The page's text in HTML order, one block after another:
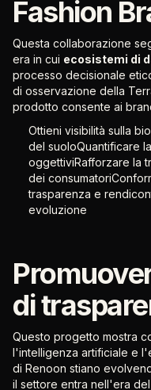
Fashion
Questa collaborazione
era in cui ecosistemi di
processo decisionale
di osservazione della
prodotto consente ai
Ottieni visibilità sulla
del suoloQuantificare
oggettiviRafforzare la
dei
trasparenza e
evoluzione
di
Questo progetto mostra
l'intelligenza artificiale e
di Renoon stiano
il settore entra nell'era